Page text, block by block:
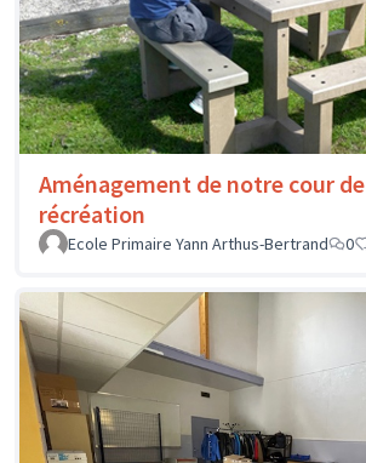
Aménagement de notre cour de
récréation
Ecole Primaire Yann Arthus-Bertrand
0